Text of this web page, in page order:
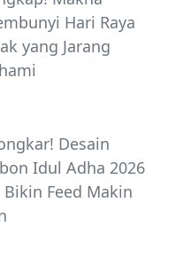
Hari Raya
yang Jarang
Desain
Idul Adha 2026
Feed Makin